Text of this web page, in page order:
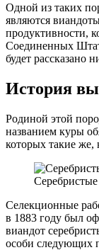
Одной из таких
являются
продуктивности,
Соединенных
будет рассказано
История
Родиной этой
названием куры
которых такие же,
Селекционные
в 1883 году был
виандот
особи следующих